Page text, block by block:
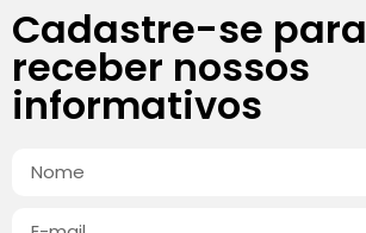
Cadastre-se para
receber nossos
informativos